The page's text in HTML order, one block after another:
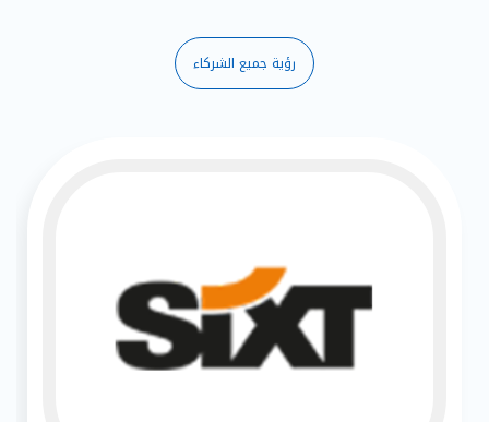
رؤية جميع الشركاء